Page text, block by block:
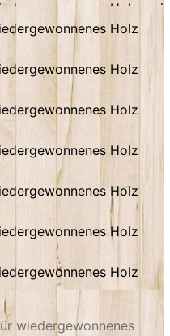
wiedergewonnenes